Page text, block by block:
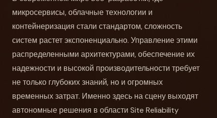
микросервисы, облачные технологии и
контейнеризация стали стандартом, сложность
систем растет экспоненциально. Управление этими
распределенными архитектурами, обеспечение их
надежности и высокой производительности требует
не только глубоких знаний, но и огромных
временных затрат. Именно здесь на сцену выходят
автономные решения в области Site Reliability